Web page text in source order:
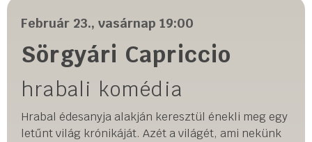
Február 23., vasárnap 19:00
Sörgyári Capriccio
hrabali komédia
Hrabal édesanyja alakján keresztül énekli meg egy
letűnt világ krónikáját. Azét a világét, ami nekünk